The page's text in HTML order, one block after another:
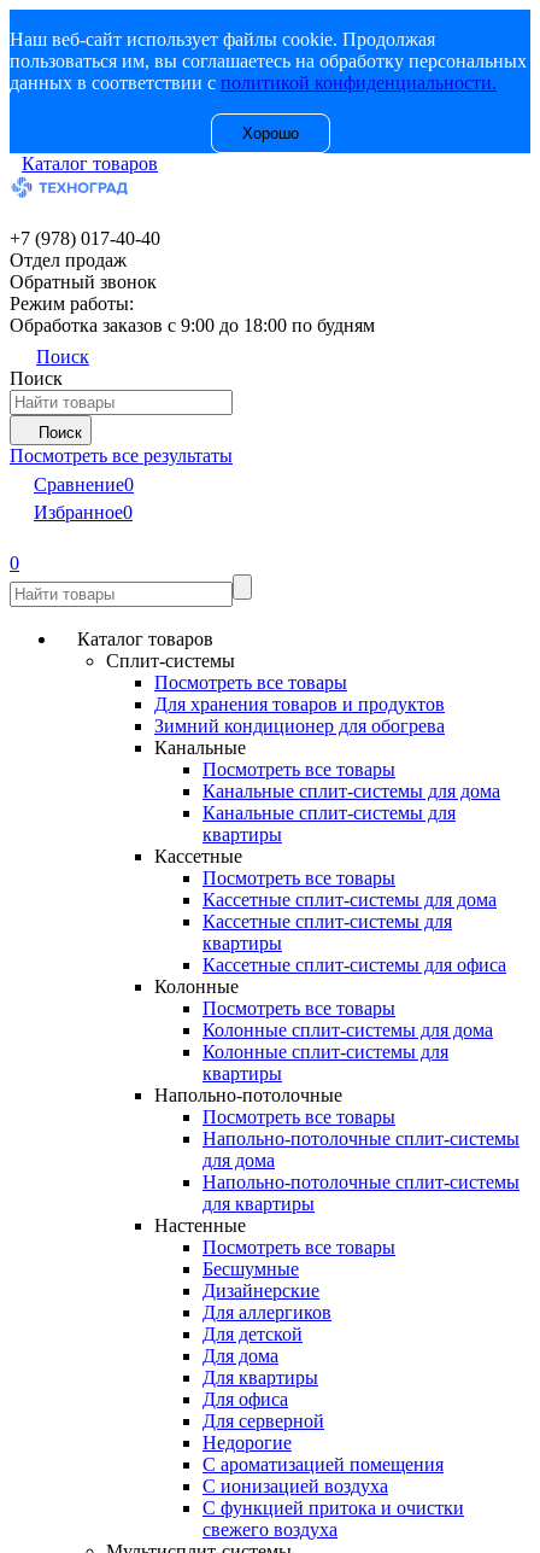
Наш веб-сайт использует файлы cookie. Продолжая
пользоваться им, вы соглашаетесь на обработку персональных
данных в соответствии с политикой конфиденциальности.
Хорошо
Каталог товаров
+7 (978) 017-40-40
Отдел продаж
Обратный звонок
Режим работы:
Обработка заказов с 9:00 до 18:00 по будням
Поиск
Поиск
Поиск
Посмотреть все результаты
Сравнение0
Избранное0
0
Каталог товаров
Сплит-системы
Посмотреть все товары
Для хранения товаров и продуктов
Зимний кондиционер для обогрева
Канальные
Посмотреть все товары
Канальные сплит-системы для дома
Канальные сплит-системы для
квартиры
Кассетные
Посмотреть все товары
Кассетные сплит-системы для дома
Кассетные сплит-системы для
квартиры
Кассетные сплит-системы для офиса
Колонные
Посмотреть все товары
Колонные сплит-системы для дома
Колонные сплит-системы для
квартиры
Напольно-потолочные
Посмотреть все товары
Напольно-потолочные сплит-системы
для дома
Напольно-потолочные сплит-системы
для квартиры
Настенные
Посмотреть все товары
Бесшумные
Дизайнерские
Для аллергиков
Для детской
Для дома
Для квартиры
Для офиса
Для серверной
Недорогие
С ароматизацией помещения
С ионизацией воздуха
С функцией притока и очистки
свежего воздуха